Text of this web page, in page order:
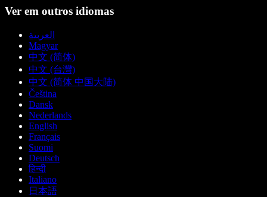
Ver em outros idiomas
العربية
Magyar
中文 (简体)
中文 (台灣)
中文 (简体 中国大陆)
Čeština
Dansk
Nederlands
English
Français
Suomi
Deutsch
हिन्दी
Italiano
日本語